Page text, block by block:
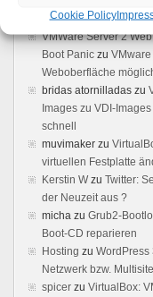
Cookie Policy
Loading ..
VMWare Server 2
Boot Panic zu VMware
Weboberfläche
bridas atornilladas zu
Images zu VDI-
schnell
muvimaker zu
virtuellen Festplatte
Kerstin Wzu Twitter:
der Neuzeit aus ?
micha zu Grub2-
Boot-CD reparieren
Hosting zu WordPress
Netzwerk bzw.
spicer zu VirtualBox: